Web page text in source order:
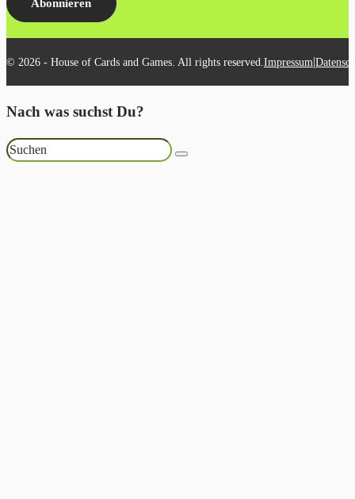
Abonnieren
© 2026 - House of Cards and Games. All rights reserved. Impressum|
Nach was suchst Du?
Suchen